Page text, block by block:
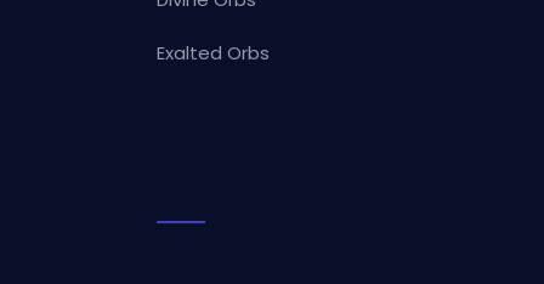
Exalted Orbs